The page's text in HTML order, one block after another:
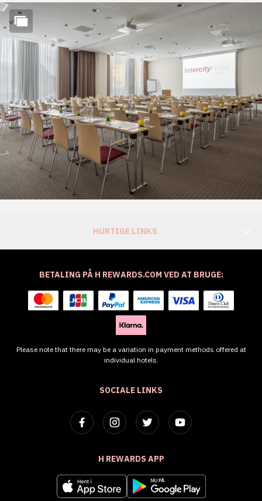
HURTIGE LINKS
SOCIALE LINKS
H REWARDS APP
BETALING PÅ H REWARDS.COM VED AT BRUGE:
Please note that there may be a variation in payment methods offered at
individual hotels.